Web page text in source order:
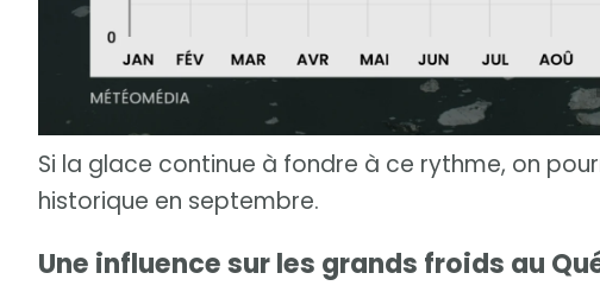
Si la glace continue à fondre à ce rythme, on
historique en septembre.
Une influence sur les grands froids au